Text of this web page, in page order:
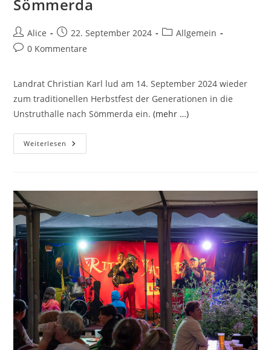
Sömmerda
Beitrags-
Autor:
Alice
Beitrag
veröffentlicht:
22. September 2024
Beitrags-
Allgemein
Beitrags-
0 Kommentare
Landrat Christian Karl lud am 14. September 2024 wieder
zum traditionellen Herbstfest der Generationen in die
Unstruthalle nach Sömmerda ein.(mehr …)
Weiterlesen Herbstfest
Der